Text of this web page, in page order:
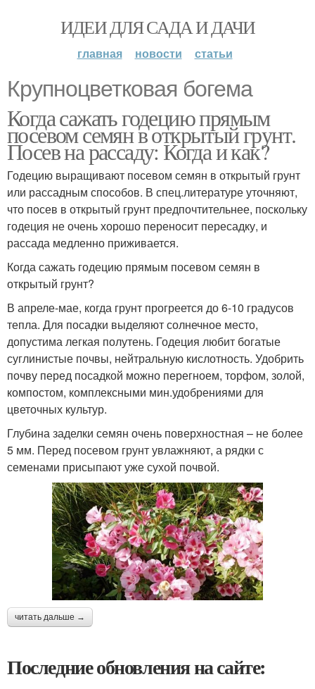
ИДЕИ ДЛЯ САДА И ДАЧИ
главная новости статьи
Крупноцветковая богема
Когда сажать годецию прямым
посевом семян в открытый грунт.
Посев на рассаду: Когда и как?
Годецию выращивают посевом семян в открытый грунт
или рассадным способов. В спец.литературе уточняют,
что посев в открытый грунт предпочтительнее, поскольку
годеция не очень хорошо переносит пересадку, и
рассада медленно приживается.
Когда сажать годецию прямым посевом семян в
открытый грунт?
В апреле-мае, когда грунт прогреется до 6-10 градусов
тепла. Для посадки выделяют солнечное место,
допустима легкая полутень. Годеция любит богатые
суглинистые почвы, нейтральную кислотность. Удобрить
почву перед посадкой можно перегноем, торфом, золой,
компостом, комплексными мин.удобрениями для
цветочных культур.
Глубина заделки семян очень поверхностная – не более
5 мм. Перед посевом грунт увлажняют, а рядки с
семенами присыпают уже сухой почвой.
читать дальше →
Последние обновления на сайте: